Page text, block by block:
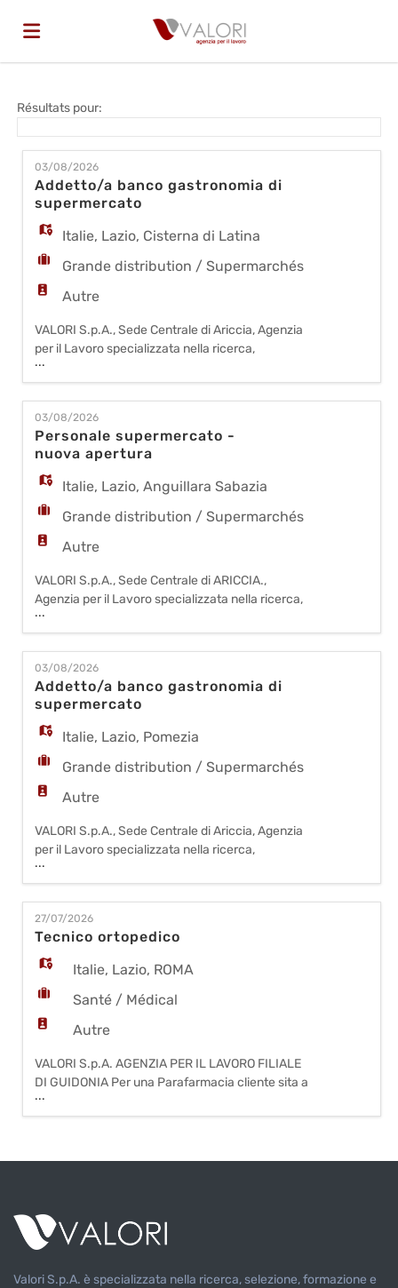
Emplois
Déposez
votre
CV
Connexion
Langue
EN
FR
IT
DE
PT
Résultats pour:
03/08/2026
Addetto/a banco gastronomia di
supermercato
Italie, Lazio, Cisterna di Latina
Grande distribution / Supermarchés
Autre
VALORI S.p.A., Sede Centrale di Ariccia, Agenzia
per il Lavoro specializzata nella ricerca,
selezione, formazione e gestione delle Risorse
Umane su tutto il territorio nazionale SELEZIONA
per propria Azienda Cliente operante nel settore
della grande distribuzione organizzata, nella zona
di CISTERNA DI LATINA - BANCONISTI
GASTRONOMI Le risorse ide
...
03/08/2026
Personale supermercato -
nuova apertura
Italie, Lazio,Anguillara Sabazia
Grande distribution / Supermarchés
Autre
VALORI S.p.A., Sede Centrale di ARICCIA.,
Agenzia per il Lavoro specializzata nella ricerca,
selezione, formazione e gestione delle Risorse
Umane su tutto il territorio nazionale RICERCA:
per NUOVA APERTURA di un supermercato, in
zona ANGUILLARA SABAZIA - ADDETTI/E
CASSA - SCAFFALISTI - ADDETTE/I REPARTO
GASTRONOMIA/PANETTERIA - ADDETTI/E REPA
...
03/08/2026
Addetto/a banco gastronomia di
supermercato
Italie, Lazio, Pomezia
Grande distribution / Supermarchés
Autre
VALORI S.p.A., Sede Centrale di Ariccia, Agenzia
per il Lavoro specializzata nella ricerca,
selezione, formazione e gestione delle Risorse
Umane su tutto il territorio nazionale SELEZIONA
per propria Azienda Cliente operante nel settore
della grande distribuzione organizzata, nella zona
di POMEZIA - BANCONISTI GASTRONOMI Le
risorse ideali hanno g
...
27/07/2026
Tecnico ortopedico
Italie, Lazio, ROMA
Santé / Médical
Autre
VALORI S.p.A. AGENZIA PER IL LAVORO FILIALE
DI GUIDONIA Per una Parafarmacia cliente sita a
Roma (zona fermata metro Policlinico)
ricerchiamo un/a Tecnico Ortopedico
...
Valori S.p.A. è specializzata nella ricerca, selezione, formazione e